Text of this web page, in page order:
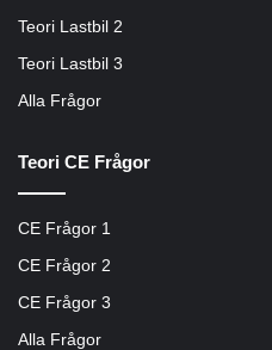
Teori Lastbil 2
Teori Lastbil 3
Alla Frågor
Teori CE Frågor
CE Frågor 1
CE Frågor 2
CE Frågor 3
Alla Frågor